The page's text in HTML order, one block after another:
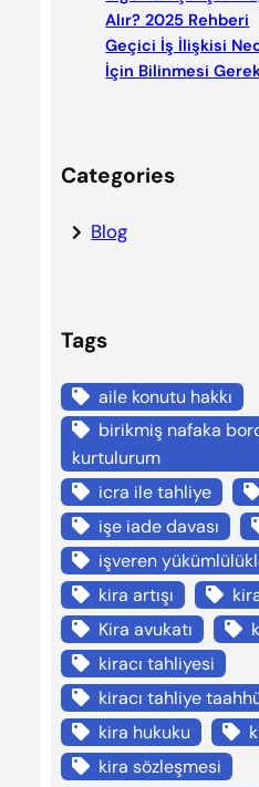
Alır? 2025 Rehberi
Geçici İş İlişkisi
İçin Bilinmesi
Categories
Blog
Tags
aile konutu hakkı
birikmiş nafaka
kurtulurum
icra ile tahliye
işe iade davası
işveren
kira artışı
Kira avukatı
kiracı tahliyesi
kiracı tahliye
kira hukuku
kira sözleşmesi